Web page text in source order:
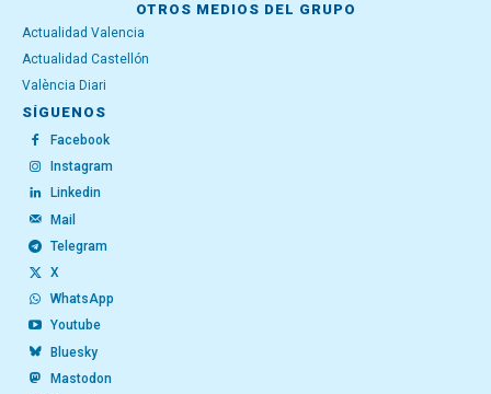
OTROS MEDIOS DEL GRUPO
Actualidad Valencia
Actualidad Castellón
València Diari
SÍGUENOS
Facebook
Instagram
Linkedin
Mail
Telegram
X
WhatsApp
Youtube
Bluesky
Mastodon